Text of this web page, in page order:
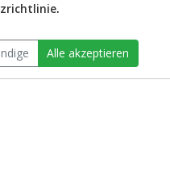
.
Alle akzeptieren